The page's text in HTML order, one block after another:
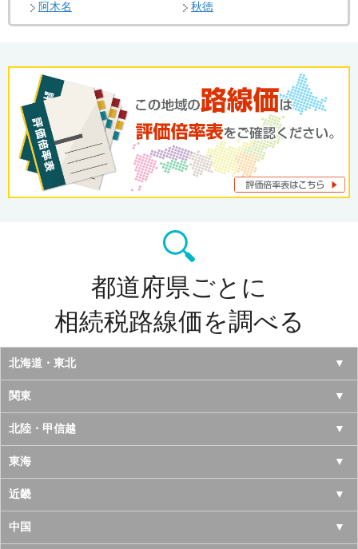
阿木名
秋徳
都道府県ごとに
相続税路線価を調べる
北海道・東北
北海道
青森県
岩手県
宮城県
秋田県
関東
東京都
神奈川県
千葉県
埼玉県
北陸・甲信越
山梨県
長野県
新潟県
東海
愛知県
岐阜県
近畿
大阪府
中国